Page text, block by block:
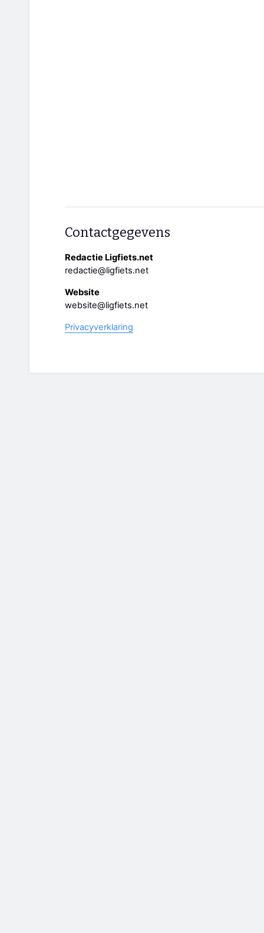
Contactgegevens
Redactie Ligfiets.net
redactie@ligfiets.net
Website
website@ligfiets.net
Privacyverklaring